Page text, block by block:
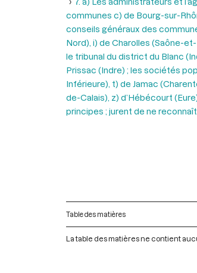
communes c) de Bourg-sur-
conseils généraux des
Nord), i) de Charolles (Saône-
le tribunal du district du Blanc
Prissac (Indre) ; les sociétés
Inférieure), t) de Jamac
de-Calais), z) d’Hébécourt
principes ; jurent de ne
Table des matières
La table des matières ne contient